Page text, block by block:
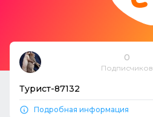
0
Подписчиков
Турист-87132
Подробная информация